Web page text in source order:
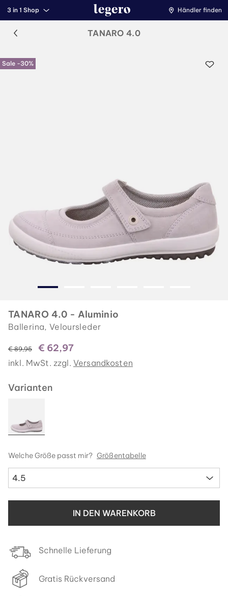
3 in 1 Shop Händler finden
TANARO 4.0
Sale -30%
TANARO 4.0 - Aluminio
Ballerina, Veloursleder
statt
€ 89,95 € 62,97
inkl. MwSt. zzgl. Versandkosten
Varianten
Welche Größe passt mir? Größentabelle
4.5
IN DEN WARENKORB
Schnelle Lieferung
Gratis Rückversand